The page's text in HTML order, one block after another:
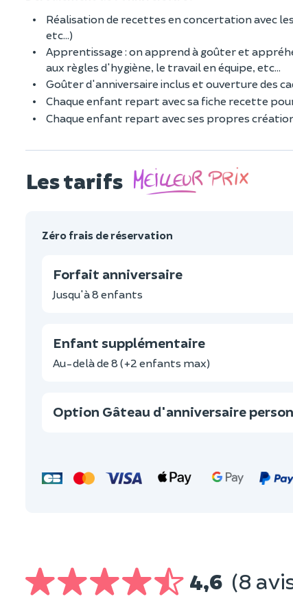
Réalisation de recettes en concertation avec
etc...)
Apprentissage : on apprend à goûter et
aux règles d'hygiène, le travail en équipe, etc...
Goûter d'anniversaire inclus et ouverture des
Chaque enfant repart avec sa fiche recette
Chaque enfant repart avec ses propres
Les tarifs
Zéro frais de réservation
Forfait anniversaire
Jusqu'à 8 enfants
Enfant supplémentaire
Au-delà de 8 (+2 enfants max)
Option Gâteau d'anniversaire
4,6 (8